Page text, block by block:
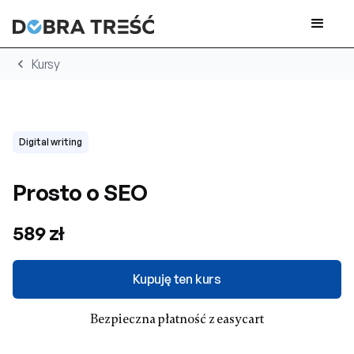
chevron_left Kursy
Digital writing
Prosto o SEO
589 zł
Kupuję ten kurs
Bezpieczna płatność z easycart